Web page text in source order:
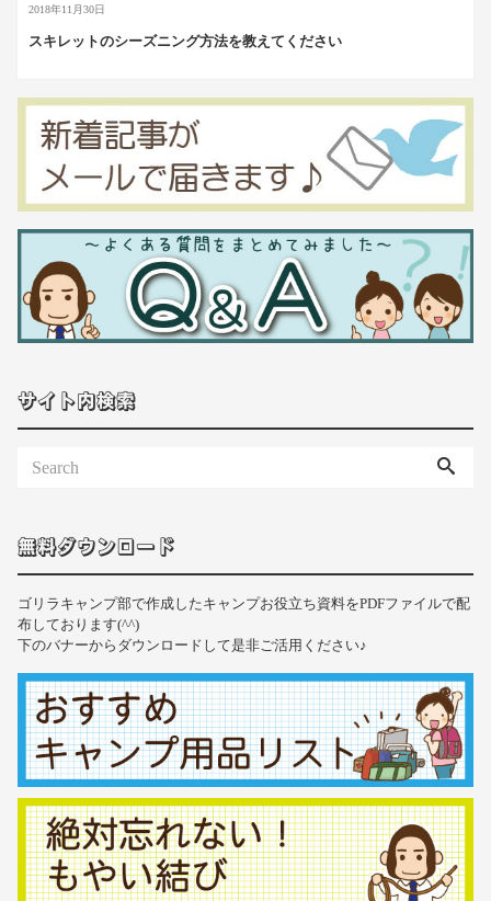
2018年11月30日
スキレットのシーズニング方法を教えてください
サイト内検索
無料ダウンロード
ゴリラキャンプ部で作成したキャンプお役立ち資料をPDFファイルで配
布しております(^^)
下のバナーからダウンロードして是非ご活用ください♪